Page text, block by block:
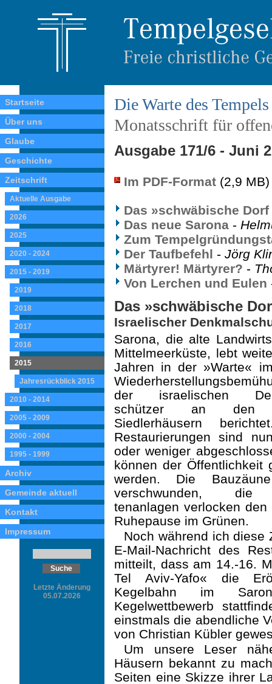
Startseite
Über uns
Glaube
Geschichte
Zeitschrift
Aktuelle Ausgabe
2026
2025
2020 - 2024
2015 - 2019
2019
2018
2017
2016
2015
Jahresrückblick 2015
2010 - 2014
2005 - 2009
2000 - 2004
1995 - 1999
Archiv
Gemeinde aktuell
Kontakt
Impressum
Letzte Änderung
05.07.2026
Die Warte des Tempels
Monatsschrift für
Ausgabe 171/6 - Juni
Im PDF-Format (2,9 MB)
Das »schwäbische
Das neue Sarona -
Zum
Der Taufbefehl - Jörg
Märtyrer! Märtyrer? -
Von Lerchen und Eulen
Das »schwäbische
Israelischer
Sarona, die alte
Mittelmeerküste, lebt
Jahren in der »Warte«
der israelischen
schützer an den
Siedlerhäusern
Restaurierungen sind
oder weniger
können der Öffentlichkeit
werden. Die
verschwunden,
tenanlagen verlocken
Ruhepause im Grünen.
Noch während ich diese
E-Mail-Nachricht des
mitteilt, dass am 14.-16.
Tel Aviv-Yafo« die
Kegelbahn im
Kegelwettbewerb
einstmals die abendliche
von Christian Kübler
Um unsere Leser
Häusern bekannt zu
Seiten eine Skizze ihrer